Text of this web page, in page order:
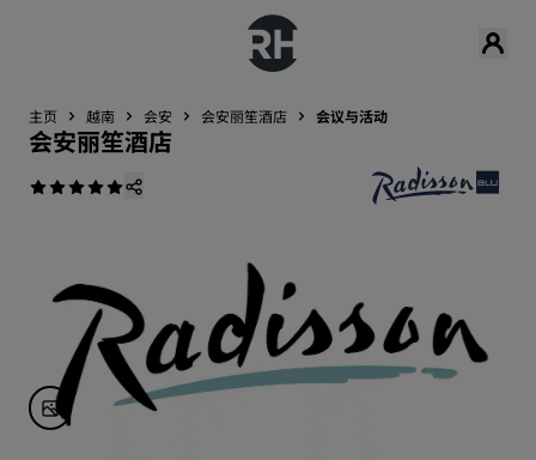
主页 越南 会安 会安丽笙酒店 会议与活动
会安丽笙酒店